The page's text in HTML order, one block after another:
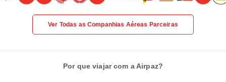
Ver Todas as Companhias Aéreas Parceiras
Por que viajar com a Airpaz?